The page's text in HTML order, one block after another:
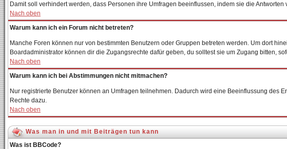
Damit soll verhindert werden, dass Personen ihre Umfragen beeinflussen, indem sie die Antworten
Nach oben
Warum kann ich ein Forum nicht betreten?
Manche Foren können nur von bestimmten Benutzern oder Gruppen betreten werden. Um dort
Boardadministrator können dir die Zugangsrechte dafür geben, du solltest sie um Zugang bitten,
Nach oben
Warum kann ich bei Abstimmungen nicht mitmachen?
Nur registrierte Benutzer können an Umfragen teilnehmen. Dadurch wird eine Beeinflussung des
Rechte dazu.
Nach oben
Was man in und mit Beiträgen tun kann
Was ist BBCode?